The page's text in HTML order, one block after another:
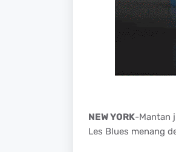
NEW YORK-Mantan
Les Blues menang